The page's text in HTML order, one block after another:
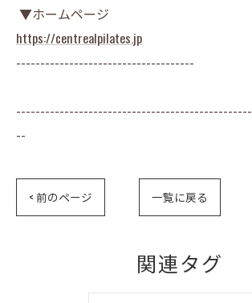
▼ホームページ
https://centrealpilates.jp
-------------------------------------
--
< 前のページ 一覧に戻る
関連タグ